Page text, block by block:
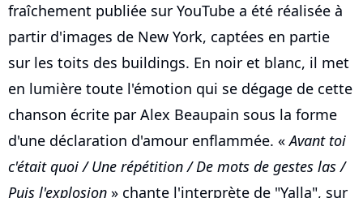
fraîchement publiée sur YouTube a été réalisée à
partir d'images de New York, captées en partie
sur les toits des buildings. En noir et blanc, il met
en lumière toute l'émotion qui se dégage de cette
chanson écrite par Alex Beaupain sous la forme
d'une déclaration d'amour enflammée. «Avant toi
c'était quoi / Une répétition / De mots de gestes las /
Puis l'explosion » chante l'interprète de "Yalla", sur